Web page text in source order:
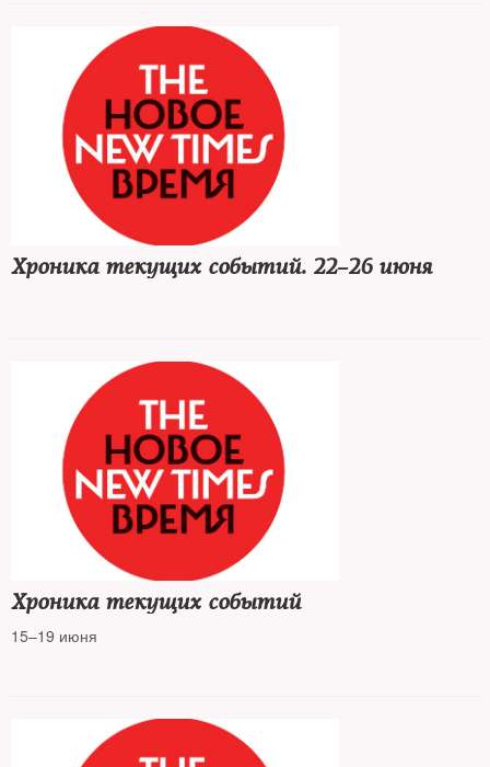
Хроника текущих событий. 22–26 июня
Хроника текущих событий
15–19 июня